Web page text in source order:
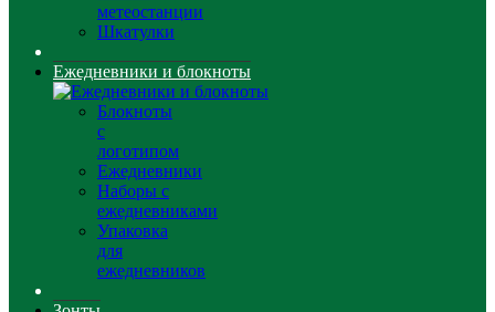
метеостанции
Шкатулки
Ежедневники и блокноты
Блокноты
с
логотипом
Ежедневники
Наборы с
ежедневниками
Упаковка
для
ежедневников